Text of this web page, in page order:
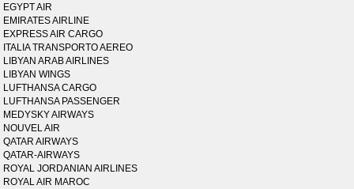
EGYPT AIR
EMIRATES AIRLINE
EXPRESS AIR CARGO
ITALIA TRANSPORTO AEREO
LIBYAN ARAB AIRLINES
LIBYAN WINGS
LUFTHANSA CARGO
LUFTHANSA PASSENGER
MEDYSKY AIRWAYS
NOUVEL AIR
QATAR AIRWAYS
QATAR-AIRWAYS
ROYAL JORDANIAN AIRLINES
ROYAL AIR MAROC